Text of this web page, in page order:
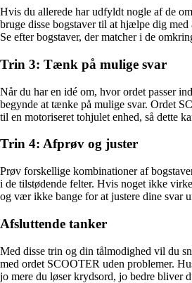
Hvis du allerede har udfyldt nogle af de
bruge disse bogstaver til at hjælpe dig
Se efter bogstaver, der matcher i de
Trin 3: Tænk på mulige svar
Når du har en idé om, hvor ordet passer
begynde at tænke på mulige svar. Ordet
til en motoriseret tohjulet enhed, så dette
Trin 4: Afprøv og juster
Prøv forskellige kombinationer af
i de tilstødende felter. Hvis noget ikke
og vær ikke bange for at justere dine svar
Afsluttende tanker
Med disse trin og din tålmodighed vil du
med ordet SCOOTER uden problemer.
jo mere du løser krydsord, jo bedre bliver